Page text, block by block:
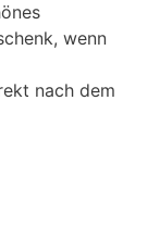
wenn
nach dem